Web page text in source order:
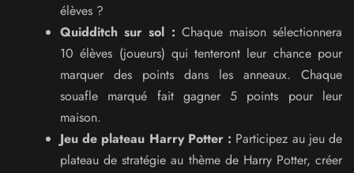
élèves ?
Quidditch sur sol : Chaque maison sélectionnera
10 élèves (joueurs) qui tenteront leur chance pour
marquer des points dans les anneaux. Chaque
souafle marqué fait gagner 5 points pour leur
maison.
Jeu de plateau Harry Potter : Participez au jeu de
plateau de stratégie au thème de Harry Potter, créer